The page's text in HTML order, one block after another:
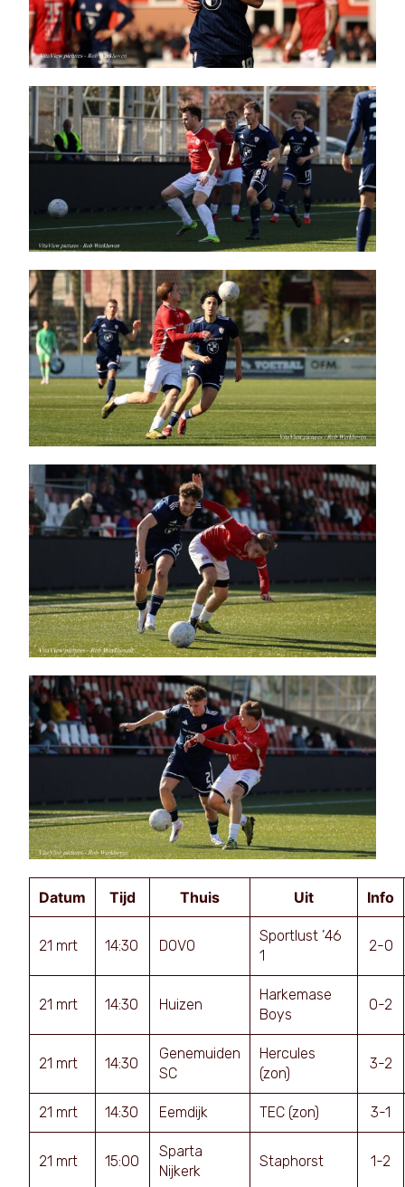
Datum Tijd Thuis Uit Info
21 mrt 14:30 DOVO
Sportlust ’46
1
2-0
21 mrt 14:30 Huizen
Harkemase
Boys
0-2
21 mrt 14:30
Genemuiden
SC
Hercules
(zon)
3-2
21 mrt 14:30 Eemdijk TEC (zon) 3-1
21 mrt 15:00
Sparta
Nijkerk
Staphorst 1-2